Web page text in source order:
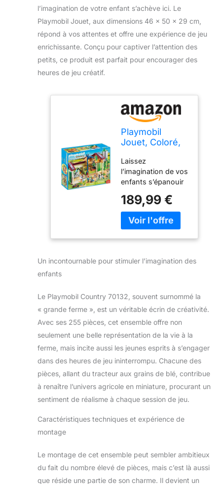
l’imagination de votre enfant s’achève ici. Le
Playmobil Jouet, aux dimensions 46 x 50 x 29 cm,
répond à vos attentes et offre une expérience de jeu
enrichissante. Conçu pour captiver l’attention des
petits, ce produit est parfait pour encourager des
heures de jeu créatif.
Playmobil
Jouet, Coloré,
cm
Laissez
l’imagination de vos
enfants s’épanouir
créativité sans
limites ! Conçus
spécialement pour
âge, alliant sécurité
comment la haute
qualité et le design
jouets assurent des
aventures durables.
Le nettoyage des
pièces (sans
simplement sous
l’eau courante, sans
recours à des
La notice permet de
l’aide des parents.
189,99 €
Un incontournable pour stimuler l’imagination des
enfants
Le Playmobil Country 70132, souvent surnommé la
« grande ferme », est un véritable écrin de créativité.
Avec ses 255 pièces, cet ensemble offre non
seulement une belle représentation de la vie à la
ferme, mais incite aussi les jeunes esprits à s’engager
dans des heures de jeu ininterrompu. Chacune des
pièces, allant du tracteur aux grains de blé, contribue
à renaître l’univers agricole en miniature, procurant un
sentiment de réalisme à chaque session de jeu.
Caractéristiques techniques et expérience de
montage
Le montage de cet ensemble peut sembler ambitieux
du fait du nombre élevé de pièces, mais c’est là aussi
que réside une partie de son charme. Il devient un